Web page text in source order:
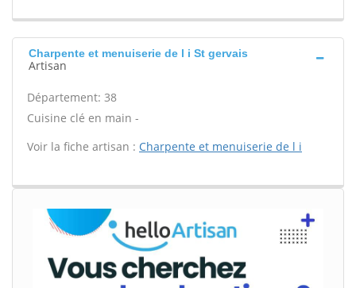
Charpente et menuiserie de l i St gervais
Artisan
Département: 38
Cuisine clé en main -
Voir la fiche artisan : Charpente et menuiserie de l i